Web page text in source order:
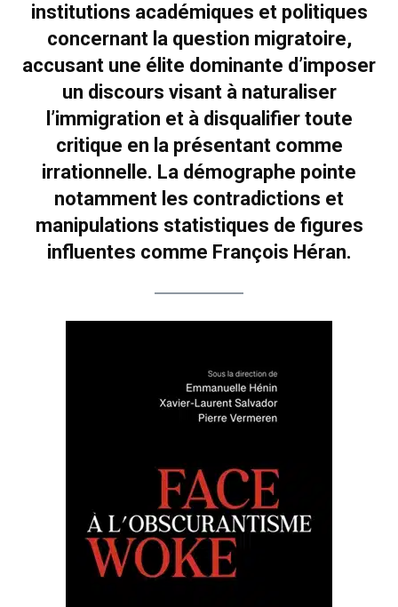
institutions académiques et politiques
concernant la question migratoire,
accusant une élite dominante d’imposer
un discours visant à naturaliser
l’immigration et à disqualifier toute
critique en la présentant comme
irrationnelle. La démographe pointe
notamment les contradictions et
manipulations statistiques de figures
influentes comme François Héran.